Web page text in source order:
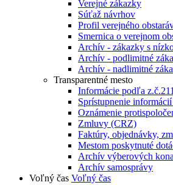
Verejné zákazky
Súťaž návrhov
Profil verejného
Smernica o verejnom
Archív - zákazky s
Archív - podlimitné
Archív - nadlimitné
Transparentné mesto
Informácie podľa
Sprístupnenie
Oznámenie
Zmluvy (CRZ)
Faktúry, objednávky,
Mestom poskytnuté
Archív výberových
Archív samosprávy
Voľný čas Voľný čas